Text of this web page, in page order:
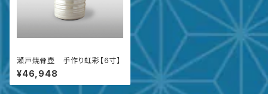
瀬戸焼骨壺 手作り虹彩【6寸】
¥46,948